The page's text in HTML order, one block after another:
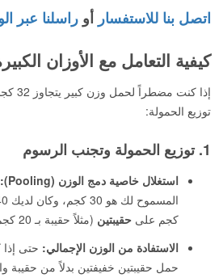
اتصل بنا للاستفسار أو راسلنا عبر
كيفية التعامل مع الأوزان الكبيرة
إذا
توزيع الحمولة:
1. توزيع الحمولة وتجنب الرسوم
استغلال خاصية دمج الوزن (Pooling):
كجم على حقيبتين (مثلاً حقيبة بـ 20 كجم وحقيبة بـ 20 كجم).
الاستفادة من الوزن الإجمالي: حتى
حمل حقيبتين خفيفتين بدلاً من حقيبة واحدة